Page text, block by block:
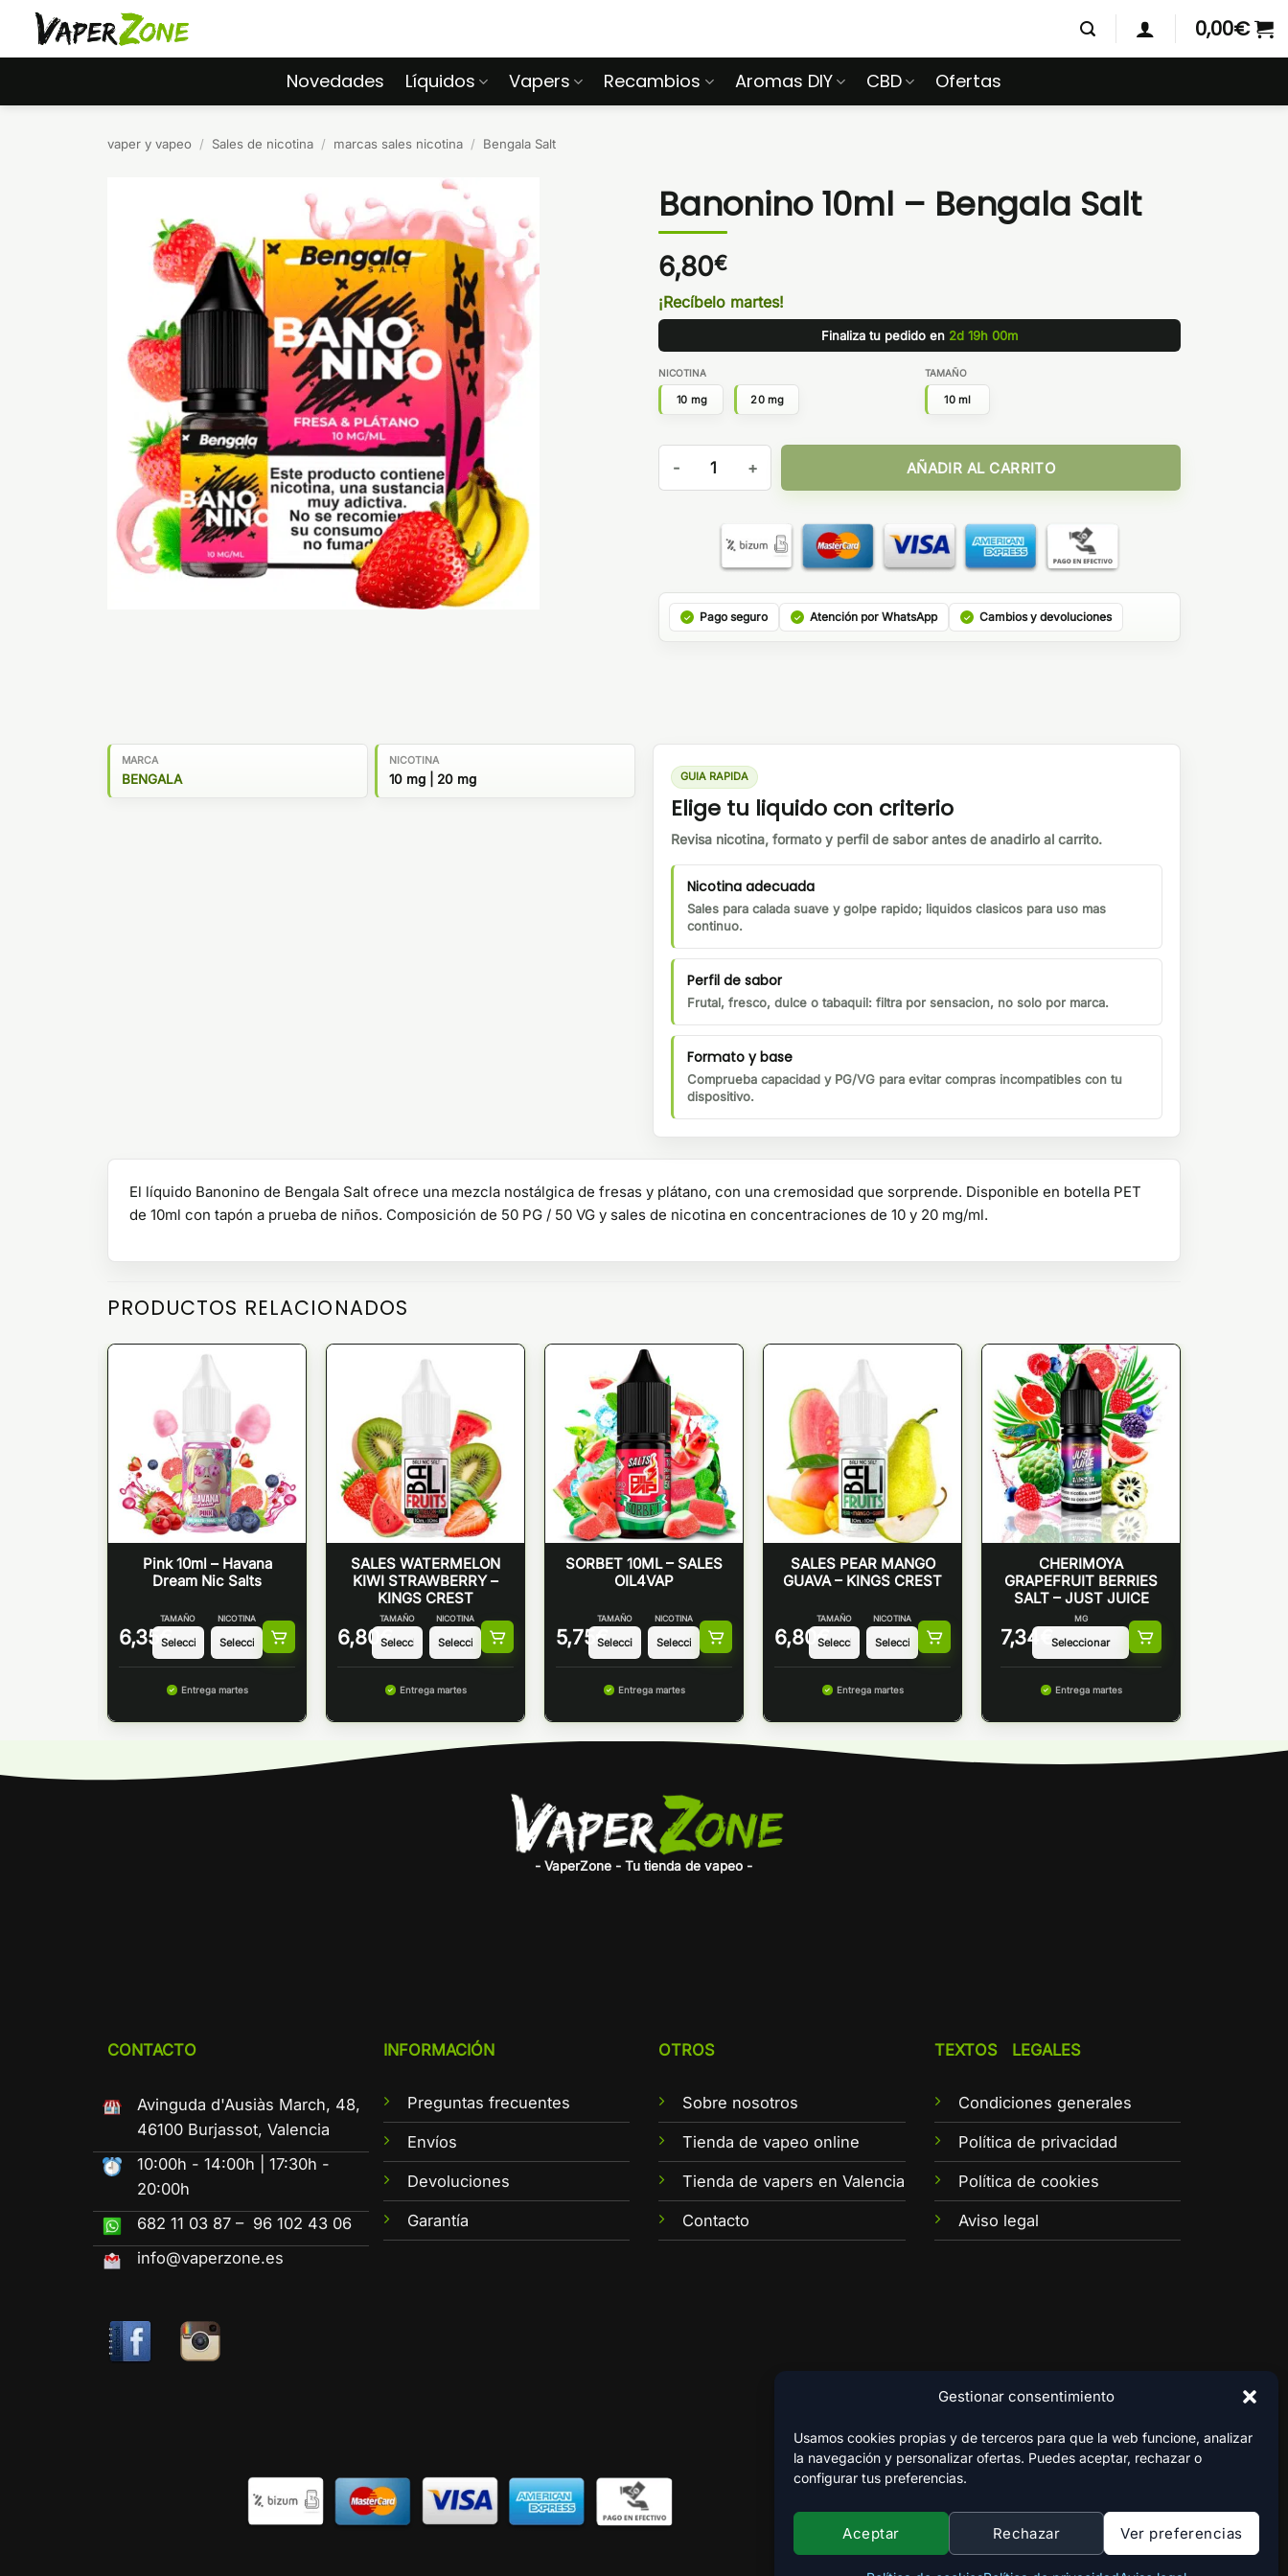
Gestionar consentimiento
Usamos cookies propias y de terceros para que la web funcione, analizar
la navegación y personalizar ofertas. Puedes aceptar, rechazar o
configurar tus preferencias.
Aceptar Rechazar Ver preferencias
Saltar
contenido
0,00€
Novedades Líquidos Vapers Recambios Aromas DIY CBD Ofertas
vaper y vapeo / Sales de nicotina / marcas sales nicotina / Bengala Salt
Banonino 10ml – Bengala Salt
6,80€
¡Recíbelo martes!
Finaliza tu pedido en 2d 19h 00m
NICOTINA
10 mg 20 mg
TAMAÑO
10 ml
Banonino 10ml - Bengala Salt cantidad
AÑADIR AL CARRITO
Pago seguro Atención por WhatsApp Cambios y devoluciones
MARCA
BENGALA
NICOTINA
10 mg | 20 mg GUIA RAPIDA
Elige tu liquido con criterio
Revisa nicotina, formato y perfil de sabor antes de anadirlo al carrito.
Nicotina adecuada
Sales para calada suave y golpe rapido; liquidos clasicos para uso mas
continuo.
Perfil de sabor
Frutal, fresco, dulce o tabaquil: filtra por sensacion, no solo por marca.
Formato y base
Comprueba capacidad y PG/VG para evitar compras incompatibles con tu
dispositivo.
El líquido Banonino de Bengala Salt ofrece una mezcla nostálgica de fresas y plátano, con una cremosidad que sorprende. Disponible en botella PET
de 10ml con tapón a prueba de niños. Composición de 50 PG / 50 VG y sales de nicotina en concentraciones de 10 y 20 mg/ml.
PRODUCTOS RELACIONADOS
Pink 10ml – Havana
Dream Nic Salts
6,35 €
TAMAÑO NICOTINA
Entrega martes
SALES WATERMELON
KIWI STRAWBERRY –
KINGS CREST
6,80 €
TAMAÑO NICOTINA
Entrega martes
SORBET 10ML – SALES
OIL4VAP
5,75 €
TAMAÑO NICOTINA
Entrega martes
SALES PEAR MANGO
GUAVA – KINGS CREST
6,80 €
TAMAÑO NICOTINA
Entrega martes
CHERIMOYA
GRAPEFRUIT BERRIES
SALT – JUST JUICE
7,34 €
MG
Entrega martes
- VaperZone - Tu tienda de vapeo -
CONTACTO
Avinguda d'Ausiàs March, 48,
46100 Burjassot, Valencia
10:00h - 14:00h | 17:30h -
20:00h
682 11 03 87 – 96 102 43 06
info@vaperzone.es
INFORMACIÓN
Preguntas frecuentes
Envíos
Devoluciones
Garantía
OTROS
Sobre nosotros
Tienda de vapeo online
Tienda de vapers en Valencia
Contacto
TEXTOS LEGALES
Condiciones generales
Política de privacidad
Política de cookies
Aviso legal